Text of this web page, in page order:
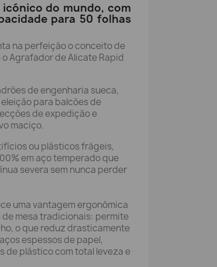
do mundo, com
para 50 folhas
na perfeição o conceito de
Agrafador de Alicate Rapid
de engenharia sueca,
para balcões de
de expedição e
maciço.
ou plásticos frágeis,
em aço temperado que
severa sem nunca perder
uma vantagem ergonómica
mesa tradicionais: permite
o que reduz drasticamente
espessos de papel,
de plástico com total leveza e